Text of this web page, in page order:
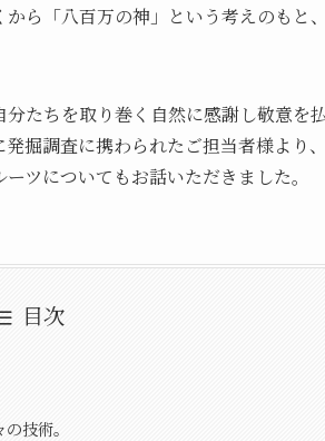
ら「八百万の神」という考えのもと
たちを取り巻く自然に感謝し敬意を
掘調査に携わられたご担当者様より
ツについてもお話いただきました。
目次
技術。